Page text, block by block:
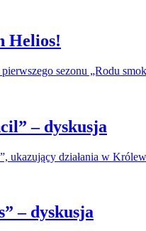
Helios!
sezonu „Rodu
– dyskusja
ukazujący działania w
– dyskusja